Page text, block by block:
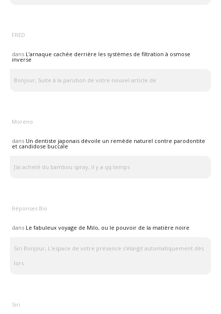
FRED
dans L’arnaque cachée derrière les systèmes de filtration à osmose
inverse
Bonjour, Suite à la parution de votre nouvel article de
Moreno
dans Un dentiste japonais dévoile un remède naturel contre parodontite
et candidose buccale
J'ai acheté du bambou spray, il y a qq temps
Réponses Bio
dans Le fabuleux voyage de Milo, ou le pouvoir de la matière noire
Siri Bonjour, L'espace de votre présence s'élargit automatiquement dès
lors
Siri